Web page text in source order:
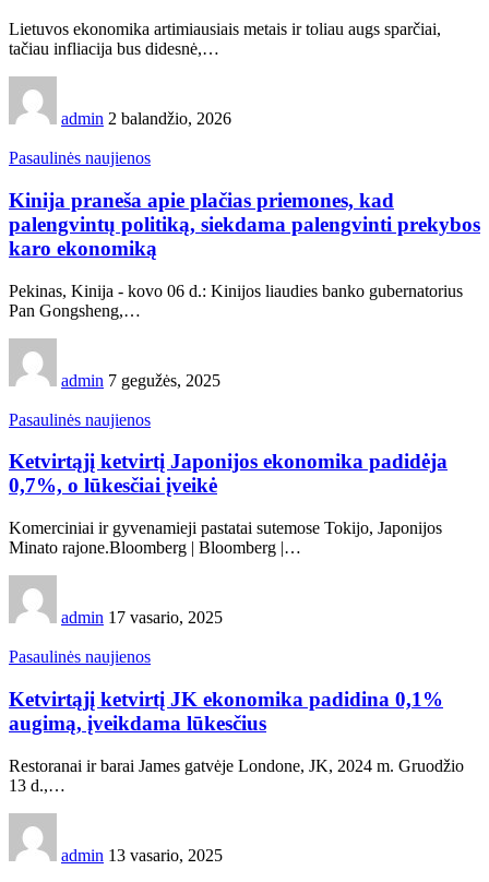
Lietuvos ekonomika artimiausiais metais ir toliau augs sparčiai,
tačiau infliacija bus didesnė,…
admin 2 balandžio, 2026
Pasaulinės naujienos
Kinija praneša apie plačias priemones, kad
palengvintų politiką, siekdama palengvinti prekybos
karo ekonomiką
Pekinas, Kinija - kovo 06 d.: Kinijos liaudies banko gubernatorius
Pan Gongsheng,…
admin 7 gegužės, 2025
Pasaulinės naujienos
Ketvirtąjį ketvirtį Japonijos ekonomika padidėja
0,7%, o lūkesčiai įveikė
Komerciniai ir gyvenamieji pastatai sutemose Tokijo, Japonijos
Minato rajone.Bloomberg | Bloomberg |…
admin 17 vasario, 2025
Pasaulinės naujienos
Ketvirtąjį ketvirtį JK ekonomika padidina 0,1%
augimą, įveikdama lūkesčius
Restoranai ir barai James gatvėje Londone, JK, 2024 m. Gruodžio
13 d.,…
admin 13 vasario, 2025